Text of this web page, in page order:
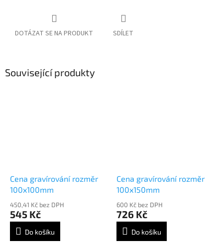
DOTÁZAT SE NA PRODUKT SDÍLET
Související produkty
Cena gravírování rozměr
100x100mm
450,41 Kč bez DPH
545 Kč
Do košíku
Cena gravírování rozměr
100x150mm
600 Kč bez DPH
726 Kč
Do košíku